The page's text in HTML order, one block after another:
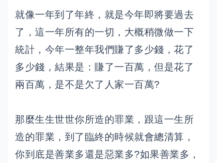
就像一年到了年終，就是今年即將要過去
了，這一年所有的一切，大概稍微做一下
統計，今年一整年我們賺了多少錢，花了
多少錢，結果是：賺了一百萬，但是花了
兩百萬，是不是欠了人家一百萬?
那麼生生世世你所造的罪業，跟這一生所
造的罪業，到了臨終的時候就會總清算，
你到底是善業多還是惡業多?如果善業多，